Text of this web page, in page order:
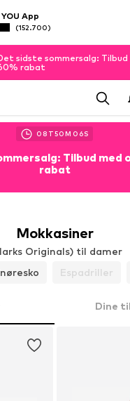
App
(152.700)
sidste sommersalg:
rabat
08 T50M 06S
Tilbud med
rabat
Mokkasiner
Originals) til damer
Espadriller
Dine